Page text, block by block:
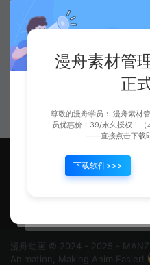
漫舟动画 © 2024 - 2025 -
Animation, Making Anim Easier!
漫舟素材管
正
尊敬的漫舟学员： 漫舟素材
员优惠价：39/永久授权！
——直接点击下载
下载软件>>>